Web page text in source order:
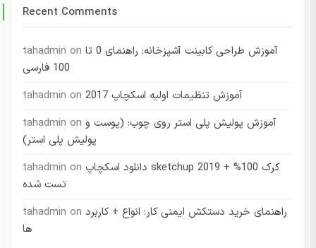
Recent Comments
tahadmin on آموزش طراحی کابینت آشپزخانه: راهنمای 0 تا
100 فارسی
tahadmin on
آموزش تنظیمات اولیه اسکچاپ 2017
tahadmin on آموزش پولیش پلی استر روی چوب: (پوست و
پولیش پلی استر)
tahadmin on دانلود اسکچاپ sketchup 2019 + کرک 100%
تست شده
tahadmin on راهنمای خرید دستکش ایمنی کار: انواع + کاربرد
ها